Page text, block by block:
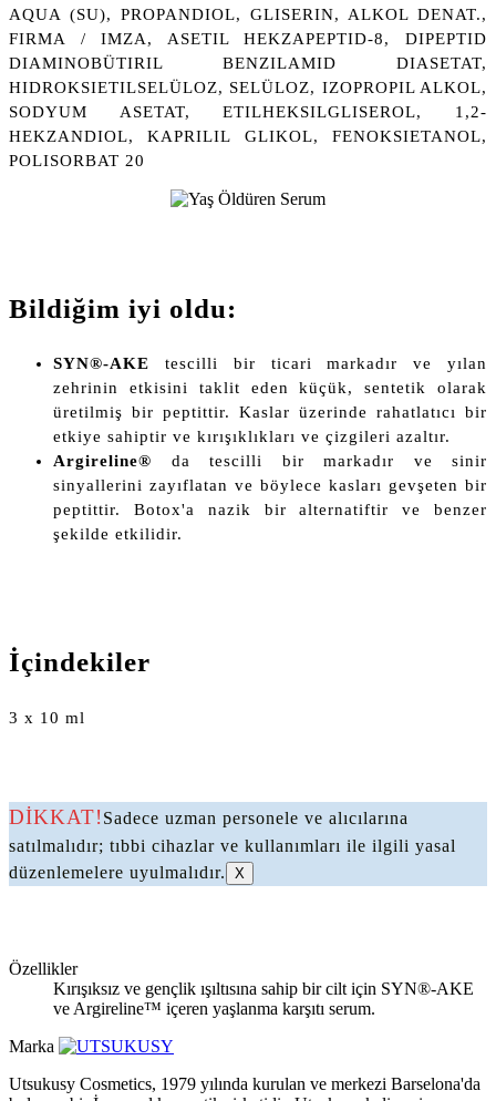
AQUA (SU), PROPANDIOL, GLISERIN, ALKOL DENAT.,
FIRMA / IMZA, ASETIL HEKZAPEPTID-8, DIPEPTID
DIAMINOBÜTIRIL BENZILAMID DIASETAT,
HIDROKSIETILSELÜLOZ, SELÜLOZ, IZOPROPIL ALKOL,
SODYUM ASETAT, ETILHEKSILGLISEROL, 1,2-
HEKZANDIOL, KAPRILIL GLIKOL, FENOKSIETANOL,
POLISORBAT 20
Bildiğim iyi oldu:
SYN®-AKE tescilli bir ticari markadır ve yılan
zehrinin etkisini taklit eden küçük, sentetik olarak
üretilmiş bir peptittir. Kaslar üzerinde rahatlatıcı bir
etkiye sahiptir ve kırışıklıkları ve çizgileri azaltır.
Argireline® da tescilli bir markadır ve sinir
sinyallerini zayıflatan ve böylece kasları gevşeten bir
peptittir. Botox'a nazik bir alternatiftir ve benzer
şekilde etkilidir.
İçindekiler
3 x 10 ml
DİKKAT!Sadece uzman personele ve alıcılarına
satılmalıdır; tıbbi cihazlar ve kullanımları ile ilgili yasal
düzenlemelere uyulmalıdır.
X
Özellikler
Kırışıksız ve gençlik ışıltısına sahip bir cilt için SYN®-AKE
ve Argireline™ içeren yaşlanma karşıtı serum.
Marka
Utsukusy Cosmetics, 1979 yılında kurulan ve merkezi Barselona'da